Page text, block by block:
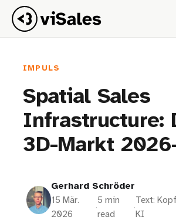
IMPULS
Spatial Sales
Infrastructure:
3D-Markt
Gerhard Schröder
15 Mär.
2026
·
5 min
read
·
Text:
KI